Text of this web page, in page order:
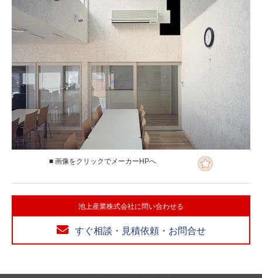
■ 画像をクリックでメーカーHPへ
池上産業株式会社に問い合わせる
すぐ相談・見積依頼・お問合せ